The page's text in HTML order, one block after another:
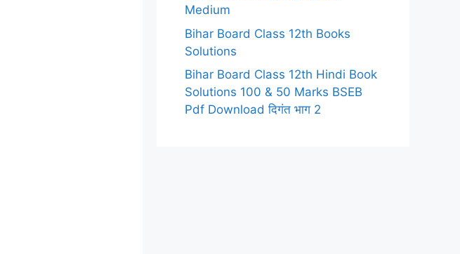
Medium
Bihar Board Class 12th Books
Solutions
Bihar Board Class 12th Hindi Book
Solutions 100 & 50 Marks BSEB
Pdf Download दिगंत भाग 2